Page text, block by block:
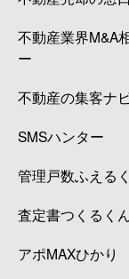
不動産業界M&A
ー
不動産の集客ナ
SMSハンター
管理戸数ふえる
査定書つくるく
アポMAXひかり